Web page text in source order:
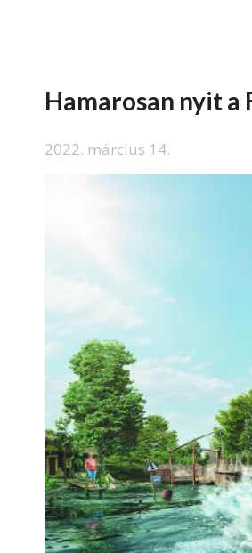
Hamarosan nyit
2022. március 14.